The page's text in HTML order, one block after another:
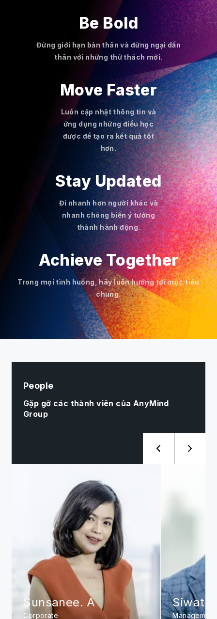
Be Bold
Đừng giới hạn bản thân và đừng ngại dấn
thân với những thử thách mới.
Move Faster
Luôn cập nhật thông tin và
ứng dụng những điều học
được để tạo ra kết quả tốt
hơn.
Stay Updated
Đi nhanh hơn người khác và
nhanh chóng biến ý tưởng
thành hành động.
Achieve Together
Trong mọi tình huống, hãy luôn hướng tới mục tiêu
chung.
People
Gặp gỡ các thành viên của AnyMind
Group
Sunsanee. A
Corporate
Siwat.
Management